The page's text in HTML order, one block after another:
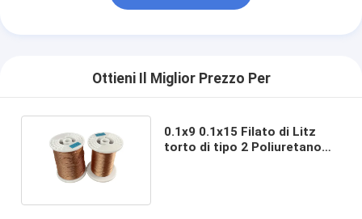
Chiedi un preventivo
Ottieni Il Miglior Prezzo Per
0.1x9 0.1x15 Filato di Litz
torto di tipo 2 Poliuretano